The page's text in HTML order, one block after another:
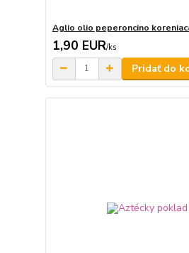
Aglio olio peperoncino
1,90 EUR/ks
Pridať do